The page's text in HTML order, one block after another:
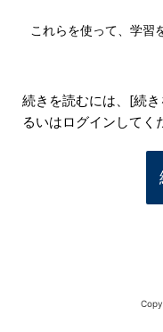
これらを使って、学習
続きを読むには、[続
るいはログインしてく